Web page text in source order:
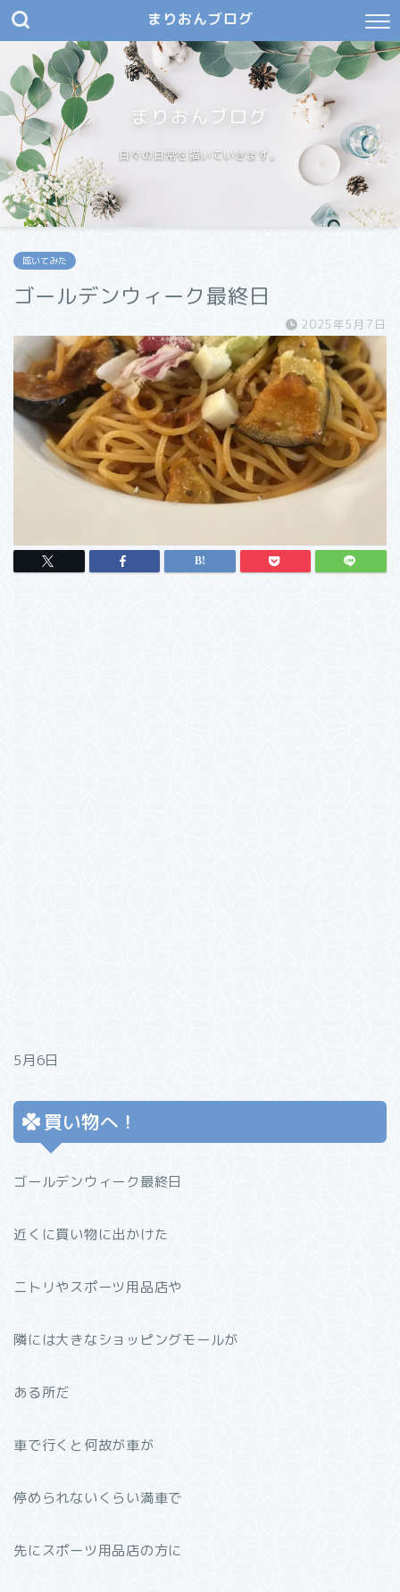
まりおんブログ
まりおんブログ
日々の日常を描いていきます。
呟いてみた
ゴールデンウィーク最終日
2025年5月7日
5月6日
買い物へ！
ゴールデンウィーク最終日
近くに買い物に出かけた
ニトリやスポーツ用品店や
隣には大きなショッピングモールが
ある所だ
車で行くと何故が車が
停められないくらい満車で
先にスポーツ用品店の方に